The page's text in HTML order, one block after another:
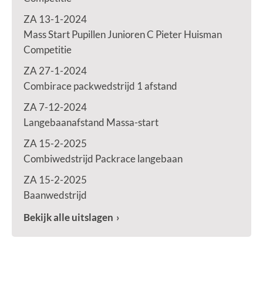
ZA 13-1-2024
Mass Start Pupillen Junioren C Pieter Huisman
Competitie
ZA 27-1-2024
Combirace packwedstrijd 1 afstand
ZA 7-12-2024
Langebaanafstand Massa-start
ZA 15-2-2025
Combiwedstrijd Packrace langebaan
ZA 15-2-2025
Baanwedstrijd
Bekijk alle uitslagen